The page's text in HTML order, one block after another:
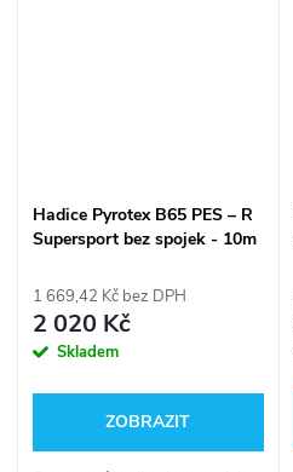
Hadice Pyrotex B65 PES – R
Supersport bez spojek - 10m
1 669,42 Kč bez DPH
2 020 Kč
Skladem
ZOBRAZIT